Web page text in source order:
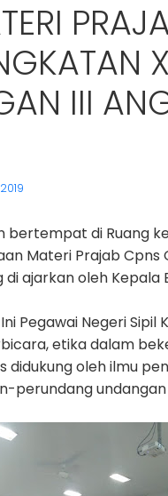
III
bertempat di Ruang
Materi Prajab Cpns
ajarkan oleh Kepala
Pegawai Negeri
etika dalam
oleh ilmu
perundang